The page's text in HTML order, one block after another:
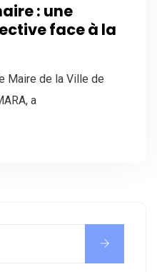
: une
face à la
Maire de la Ville de
a